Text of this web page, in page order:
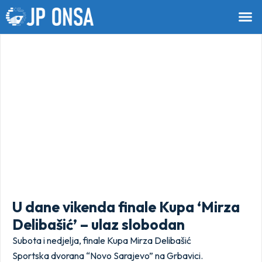
U dane vikenda finale Kupa ‘Mirza
Delibašić’ – ulaz slobodan
Subota i nedjelja, finale Kupa Mirza Delibašić
Sportska dvorana “Novo Sarajevo” na Grbavici.